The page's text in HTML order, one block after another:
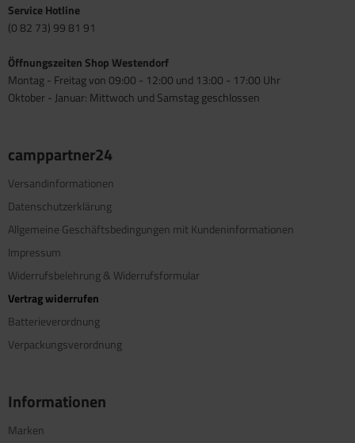
Service Hotline
(0 82 73) 99 81 91
Öffnungszeiten Shop Westendorf
Montag - Freitag von 09:00 - 12:00 und 13:00 - 17:00 Uhr
Oktober - Januar: Mittwoch und Samstag geschlossen
camppartner24
Versandinformationen
Datenschutzerklärung
Allgemeine Geschäftsbedingungen mit Kundeninformationen
Impressum
Widerrufsbelehrung & Widerrufsformular
Vertrag widerrufen
Batterieverordnung
Verpackungsverordnung
Informationen
Marken